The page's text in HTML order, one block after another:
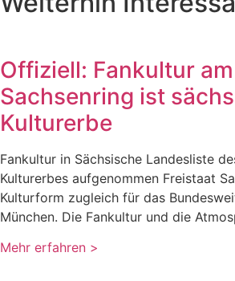
Offiziell: Fankultur am
Sachsenring ist
Kulturerbe
Fankultur in Sächsische Landesliste
Kulturerbes aufgenommen Freistaat
Kulturform zugleich für das
München. Die Fankultur und die
Mehr erfahren >